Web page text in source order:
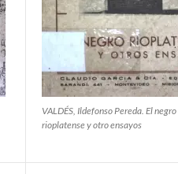
VALDÉS, Ildefonso Pereda. El negro
rioplatense y otro ensayos